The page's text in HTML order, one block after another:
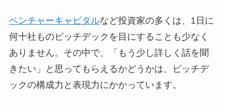
ベンチャーキャピタルなど投資家の多くは、1日に
何十社ものピッチデックを目にすることも少なく
ありません。その中で、「もう少し詳しく話を聞
きたい」と思ってもらえるかどうかは、ピッチデ
ックの構成力と表現力にかかっています。